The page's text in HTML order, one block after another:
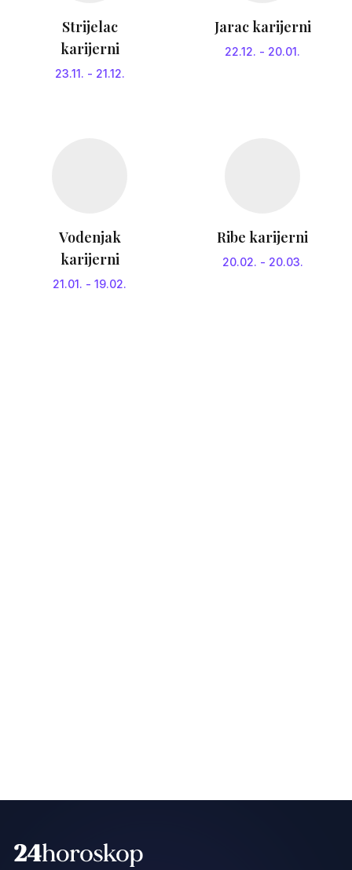
Strijelac
karijerni
23.11. - 21.12.
Jarac karijerni
22.12. - 20.01.
Vodenjak
karijerni
21.01. - 19.02.
Ribe karijerni
20.02. - 20.03.